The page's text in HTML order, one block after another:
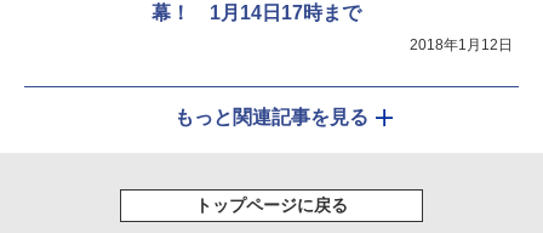
幕！ 1月14日17時まで
2018年1月12日
もっと関連記事を見る
トップページに戻る